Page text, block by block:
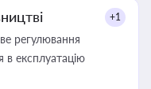
+1
регулювання
в експлуатацію